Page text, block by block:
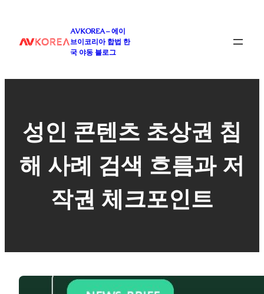
로
AVKOREA – 에이
브이코리아 합법 한
국 야동 블로그
성인 콘텐츠 초상권 침
해 사례 검색 흐름과 저
작권 체크포인트